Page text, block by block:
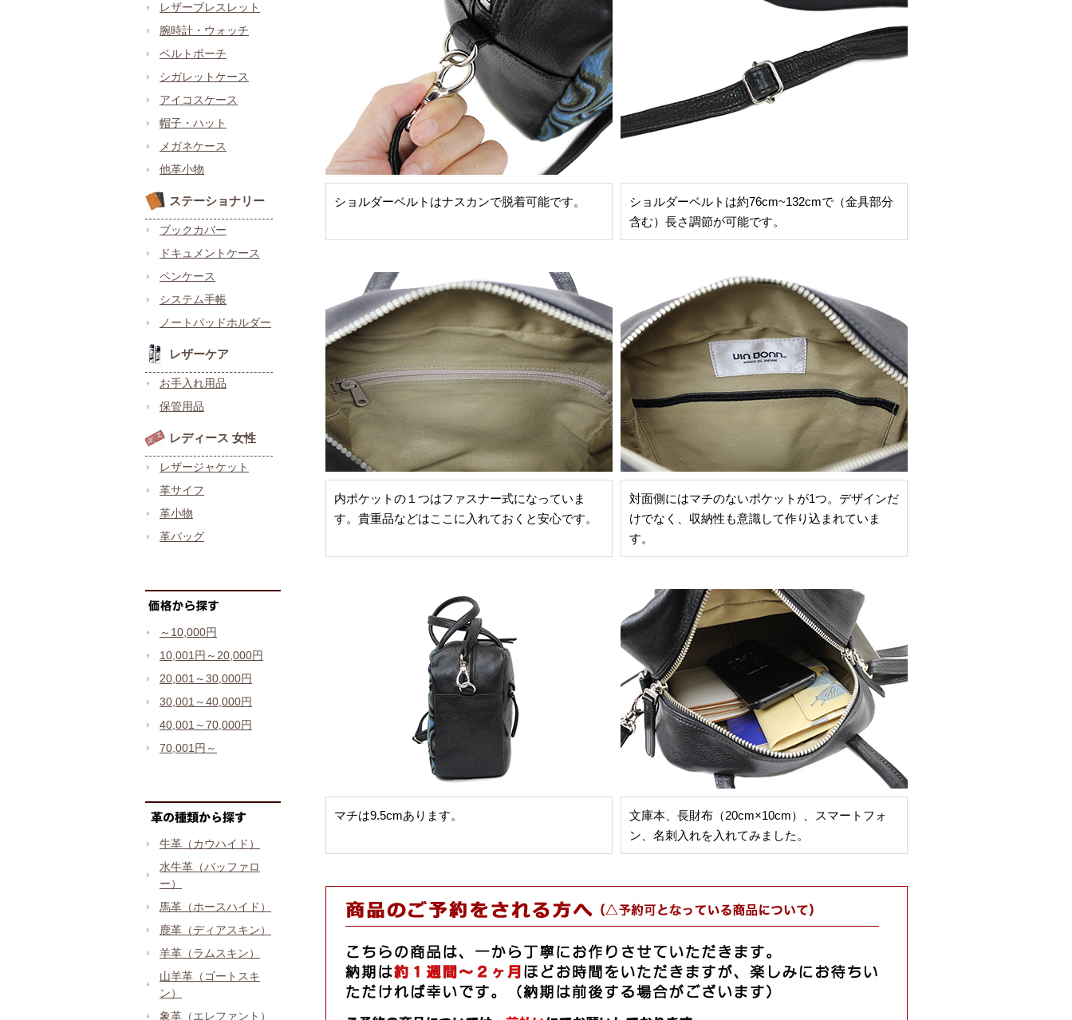
レザーブレスレット
腕時計・ウォッチ
ベルトポーチ
シガレットケース
アイコスケース
帽子・ハット
メガネケース
他革小物
ステーショナリー
ブックカバー
ドキュメントケース
ペンケース
システム手帳
ノートパッドホルダー
レザーケア
お手入れ用品
保管用品
レディース 女性
レザージャケット
革サイフ
革小物
革バッグ
～10,000円
10,001円～20,000円
20,001～30,000円
30,001～40,000円
40,001～70,000円
70,001円～
牛革（カウハイド）
水牛革（バッファロ
ー）
馬革（ホースハイド）
鹿革（ディアスキン）
羊革（ラムスキン）
山羊革（ゴートスキ
ン）
象革（エレファント）
ショルダーベルトはナスカンで脱着可能です。
ショルダーベルトは約76cm~132cmで（金具部分
含む）長さ調節が可能です。
内ポケットの１つはファスナー式になっていま
す。貴重品などはここに入れておくと安心です。
対面側にはマチのないポケットが1つ。デザインだ
けでなく、収納性も意識して作り込まれていま
す。
マチは9.5cmあります。
文庫本、長財布（20cm×10cm）、スマートフォ
ン、名刺入れを入れてみました。